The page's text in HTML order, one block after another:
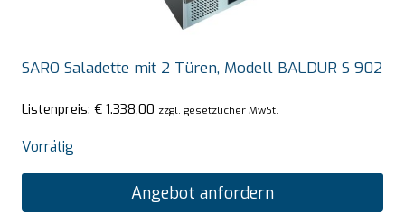
SARO Saladette mit 2 Türen, Modell BALDUR S 902
Listenpreis: € 1.338,00 zzgl. gesetzlicher MwSt.
Vorrätig
Angebot anfordern